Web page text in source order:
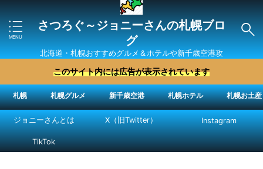
さつろぐ～ジョニーさんの札幌ブロ
グ
北海道・札幌おすすめグルメ＆ホテルや新千歳空港攻
略法を紹介 ″ジョニーさん“で検索
このサイト内には広告が表示されています
札幌 札幌グルメ 新千歳空港 札幌ホテル 札幌お土産
ジョニーさんとは X（旧Twitter） Instagram
TikTok